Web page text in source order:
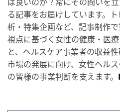
る記事をお届けしています。
析・特集企画など、記事制作
視点に基づく女性の健康・医
と、ヘルスケア事業者の収益
市場の発展に向け、女性ヘル
の皆様の事業判断を支えます。